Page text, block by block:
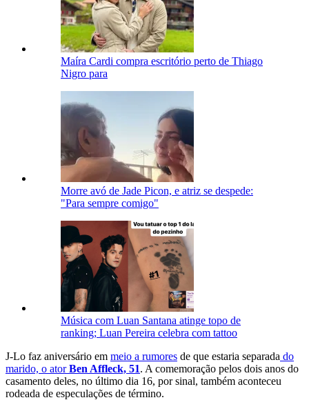
Maíra Cardi compra escritório perto de Thiago
Nigro para
Morre avó de Jade Picon, e atriz se despede:
"Para sempre comigo"
Música com Luan Santana atinge topo de
ranking; Luan Pereira celebra com tattoo
J-Lo faz aniversário em meio a rumores de que estaria separada do
marido, o atorBen Affleck, 51. A comemoração pelos dois anos do
casamento deles, no último dia 16, por sinal, também aconteceu
rodeada de especulações de término.